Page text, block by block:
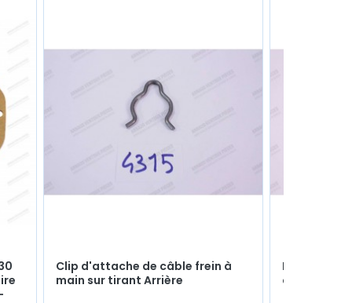
Clip d'attache de câble frein à
main sur tirant Arrière
cylindre de